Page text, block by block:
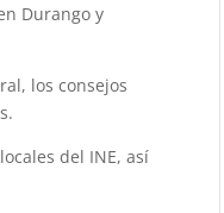
Durango y
los consejos
del INE, así